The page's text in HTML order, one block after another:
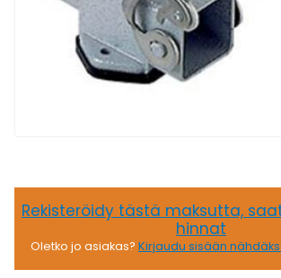
Rekisteröidy tästä maksutta,
hinnat
Oletko jo asiakas? Kirjaudu sisään